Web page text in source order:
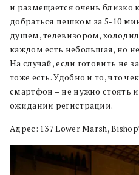
и размещается очень близко
добраться пешком за 5-10
душем, телевизором,
каждом есть небольшая, но
На случай, если готовить не
тоже есть. Удобно и то, что
смартфон – не нужно стоять
ожидании регистрации.
Адрес: 137 Lower Marsh,